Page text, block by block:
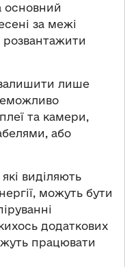
основний
за межі
лише
та камери,
або
виділяють
можуть бути
додаткових
працювати